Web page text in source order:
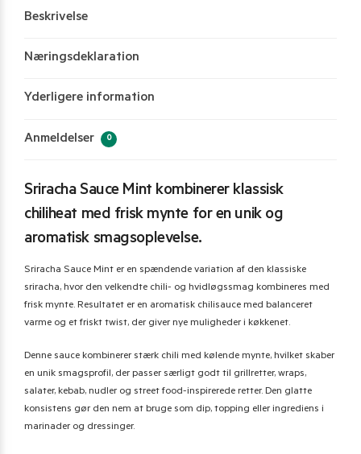
Beskrivelse
Næringsdeklaration
Yderligere information
Anmeldelser 0
Sriracha Sauce Mint kombinerer klassisk
chiliheat med frisk mynte for en unik og
aromatisk smagsoplevelse.
Sriracha Sauce Mint er en spændende variation af den klassiske
sriracha, hvor den velkendte chili- og hvidløgssmag kombineres med
frisk mynte. Resultatet er en aromatisk chilisauce med balanceret
varme og et friskt twist, der giver nye muligheder i køkkenet.
Denne sauce kombinerer stærk chili med kølende mynte, hvilket skaber
en unik smagsprofil, der passer særligt godt til grillretter, wraps,
salater, kebab, nudler og street food-inspirerede retter. Den glatte
konsistens gør den nem at bruge som dip, topping eller ingrediens i
marinader og dressinger.